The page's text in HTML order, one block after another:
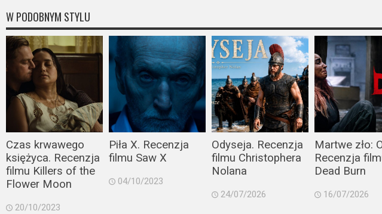
Filmy
oparte
na
faktach
Thrillery
Streaming
Amazon
Prime
Video
Apple
W PODOBNYM STYLU
Czas krwawego
księżyca. Recenzja
filmu Killers of the
Flower Moon
20/10/2023
Piła X. Recenzja
filmu Saw X
04/10/2023
Odyseja. Recenzja
filmu Christophera
Nolana
24/07/2026
Martwe zło:
Recenzja
Dead Burn
16/07/2026